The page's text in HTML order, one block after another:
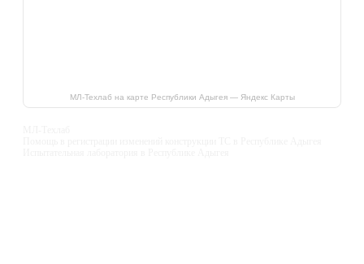
МЛ-Техлаб на карте Республики Адыгея — Яндекс Карты